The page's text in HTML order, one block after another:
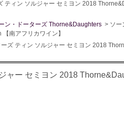
ティン ソルジャー セミヨン 2018
ン・ドーターズ Thorne&Daughters > ソー
南アフリカワイン】
ズ ティン ソルジャー セミヨン 2018
ャー セミヨン 2018